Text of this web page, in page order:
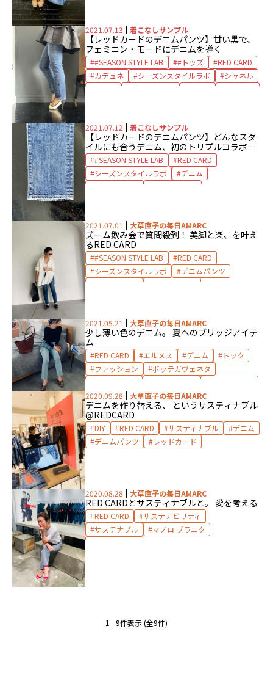
レッドカード
ロジェ ヴィヴィエ
2021.07.13 着こなしサンプル
【レッドカードのデニムパンツ】甘い黒で、
フェミニン・モードにデニムを導く
#SEASON STYLE LAB #トッズ
RED CARD
カデュネ
シーズンスタイルラボ
シャネル
デニム
デニムパンツ バッグ
2021.07.12 着こなしサンプル
【レッドカードのデニムパンツ】どんなスタ
イルにも合うデニム、初のトリプルコラボで
登場！
#SEASON STYLE LAB
RED CARD
シーズンスタイルラボ
デニム
デニムパンツ
2021.07.01 大草直子の毎日AMARC
ズーム飲み会で質問殺到！ 美脚と楽、を叶え
るRED CARD
#SEASON STYLE LAB
RED CARD
シーズンスタイルラボ
デニムパンツ
2021.05.21 大草直子の毎日AMARC
少し薄い色のデニム。 夏へのブリッジアイテ
ム
RED CARD エルメス デニム
トック
ファッション
ボッテガヴェネタ
春服
梅雨
2020.09.28 大草直子の毎日AMARC
デニムを作り替える、 というサスティナブル
@REDCARD
DIY RED CARD サスティナブル
デニム
デニムパンツ
レッドカード
2020.08.28 大草直子の毎日AMARC
RED CARDとサスティナブルと。 愛を考える
RED CARD
サステナビリティ
サステナブル
マノロ ブラニク
1 - 9件表示 (全9件)